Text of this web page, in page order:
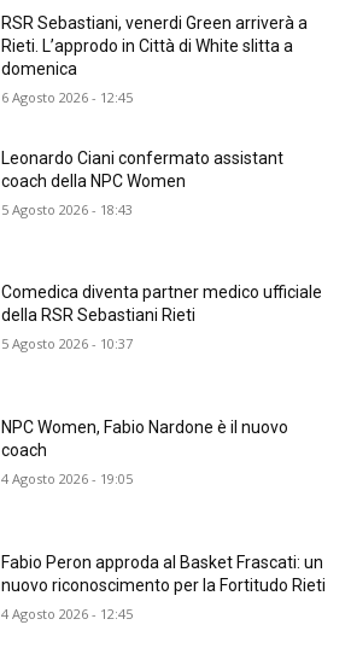
RSR Sebastiani, venerdi Green arriverà a
Rieti. L’approdo in Città di White slitta a
domenica
6 Agosto 2026 - 12:45
Leonardo Ciani confermato assistant
coach della NPC Women
5 Agosto 2026 - 18:43
Comedica diventa partner medico ufficiale
della RSR Sebastiani Rieti
5 Agosto 2026 - 10:37
NPC Women, Fabio Nardone è il nuovo
coach
4 Agosto 2026 - 19:05
Fabio Peron approda al Basket Frascati: un
nuovo riconoscimento per la Fortitudo Rieti
4 Agosto 2026 - 12:45